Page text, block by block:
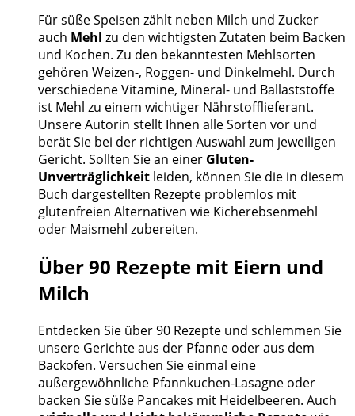
Für süße Speisen zählt neben Milch und Zucker
auch Mehl zu den wichtigsten Zutaten beim Backen
und Kochen. Zu den bekanntesten Mehlsorten
gehören Weizen-, Roggen- und Dinkelmehl. Durch
verschiedene Vitamine, Mineral- und Ballaststoffe
ist Mehl zu einem wichtiger Nährstofflieferant.
Unsere Autorin stellt Ihnen alle Sorten vor und
berät Sie bei der richtigen Auswahl zum jeweiligen
Gericht. Sollten Sie an einer Gluten-
Unverträglichkeit leiden, können Sie die in diesem
Buch dargestellten Rezepte problemlos mit
glutenfreien Alternativen wie Kicherebsenmehl
oder Maismehl zubereiten.
Über 90 Rezepte mit Eiern und
Milch
Entdecken Sie über 90 Rezepte und schlemmen Sie
unsere Gerichte aus der Pfanne oder aus dem
Backofen. Versuchen Sie einmal eine
außergewöhnliche Pfannkuchen-Lasagne oder
backen Sie süße Pancakes mit Heidelbeeren. Auch